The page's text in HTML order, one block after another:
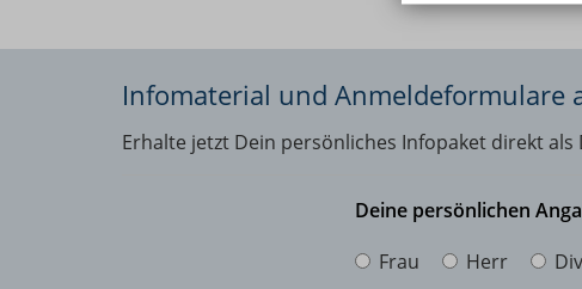
Infomaterial und Anmeldeformulare
Erhalte jetzt Dein persönliches Infopaket direkt
Deine persönlichen
Anrede
Frau Herr